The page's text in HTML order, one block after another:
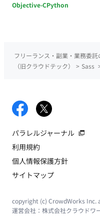
Objective-CPython
フリーランス・副業・業務委
（旧クラウドテック）
> Sass
パラレルジャーナル
利用規約
個人情報保護方針
サイトマップ
copyright (c) CrowdWorks Inc.
運営会社： 株式会社クラウドワ